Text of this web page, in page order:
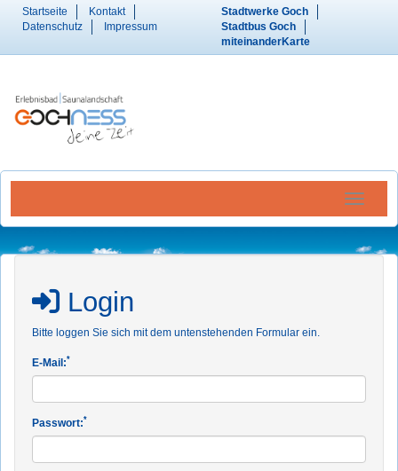
Startseite
Kontakt
Datenschutz
Impressum
Stadtwerke Goch
Stadtbus Goch
miteinanderKarte
Menü
Login
Bitte loggen Sie sich mit dem untenstehenden Formular ein.
E-Mail:*
Passwort:*